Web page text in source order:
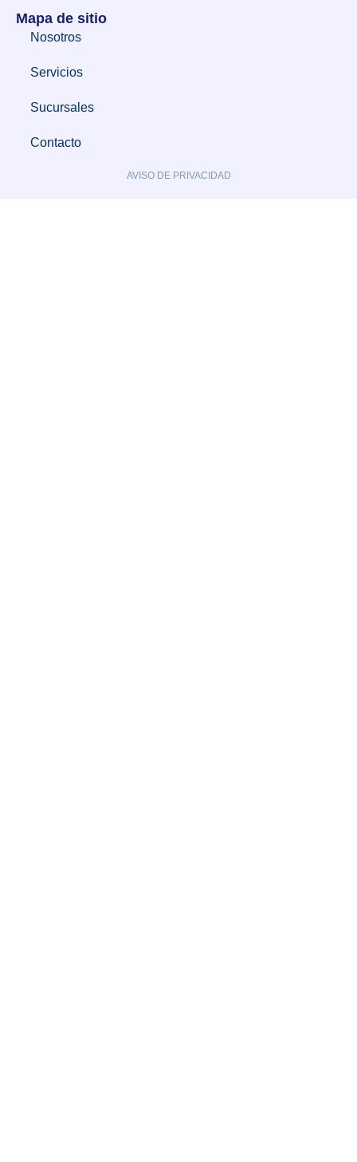
Mapa de sitio
Nosotros
Servicios
Sucursales
Contacto
AVISO DE PRIVACIDAD